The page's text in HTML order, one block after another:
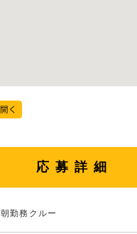
応募詳細
朝勤務クルー